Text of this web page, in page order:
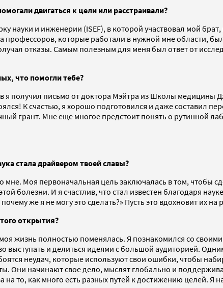
двигаться к цели или расстраивали?
науки и инженерии (ISEF), в которой участвовал мой
профессоров, которые работали в нужной мне области,
отказы. Самым полезным для меня был ответ от
что помогли тебе?
я получил письмо от доктора Мэйтра из Школы медицины
К счастью, я хорошо подготовился и даже составил
грант. Мне еще многое предстоит понять о рутинной
стала драйвером твоей славы?
Моя первоначальная цель заключалась в том, чтобы
болезни. И я счастлив, что стал известен благодаря
же я не могу это сделать?» Пусть это вдохновит их
открытия?
жизнь полностью поменялась. Я познакомился со
выступать и делиться идеями с большой аудиторией.
неудач, которые используют свои ошибки, чтобы
Они начинают свое дело, мыслят глобально и
то, как много есть разных путей к достижению целей. Я